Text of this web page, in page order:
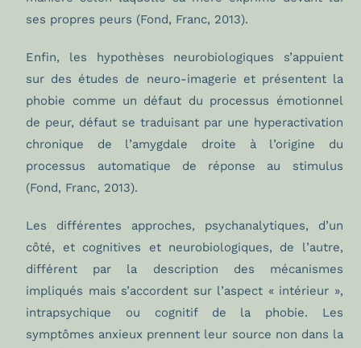
ses propres peurs (Fond, Franc, 2013).
Enfin, les hypothèses neurobiologiques s’appuient
sur des études de neuro-imagerie et présentent la
phobie comme un défaut du processus émotionnel
de peur, défaut se traduisant par une hyperactivation
chronique de l’amygdale droite à l’origine du
processus automatique de réponse au stimulus
(Fond, Franc, 2013).
Les différentes approches, psychanalytiques, d’un
côté, et cognitives et neurobiologiques, de l’autre,
différent par la description des mécanismes
impliqués mais s’accordent sur l’aspect « intérieur »,
intrapsychique ou cognitif de la phobie. Les
symptômes anxieux prennent leur source non dans la